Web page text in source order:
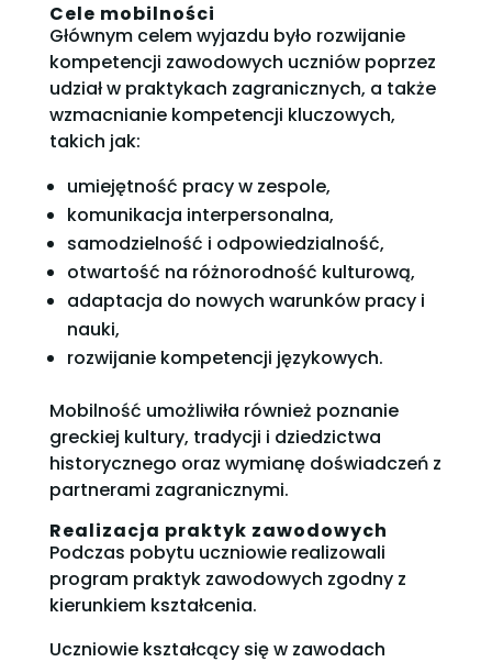
Cele mobilności
Głównym celem wyjazdu było rozwijanie
kompetencji zawodowych uczniów poprzez
udział w praktykach zagranicznych, a także
wzmacnianie kompetencji kluczowych,
takich jak:
umiejętność pracy w zespole,
komunikacja interpersonalna,
samodzielność i odpowiedzialność,
otwartość na różnorodność kulturową,
adaptacja do nowych warunków pracy i
nauki,
rozwijanie kompetencji językowych.
Mobilność umożliwiła również poznanie
greckiej kultury, tradycji i dziedzictwa
historycznego oraz wymianę doświadczeń z
partnerami zagranicznymi.
Realizacja praktyk zawodowych
Podczas pobytu uczniowie realizowali
program praktyk zawodowych zgodny z
kierunkiem kształcenia.
Uczniowie kształcący się w zawodach